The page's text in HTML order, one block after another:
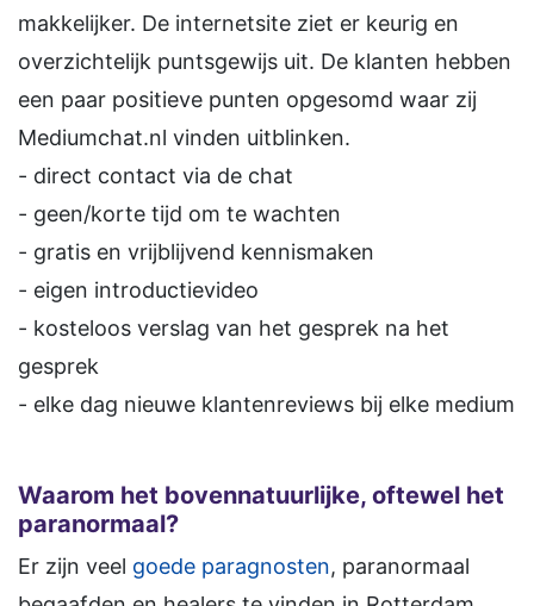
makkelijker. De internetsite ziet er keurig en
overzichtelijk puntsgewijs uit. De klanten hebben
een paar positieve punten opgesomd waar zij
Mediumchat.nl vinden uitblinken.
- direct contact via de chat
- geen/korte tijd om te wachten
- gratis en vrijblijvend kennismaken
- eigen introductievideo
- kosteloos verslag van het gesprek na het
gesprek
- elke dag nieuwe klantenreviews bij elke medium
Waarom het bovennatuurlijke, oftewel het
paranormaal?
Er zijn veel goede paragnosten, paranormaal